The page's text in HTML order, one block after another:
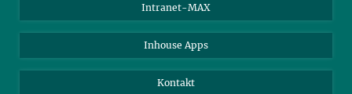
Intranet-MAX
Inhouse Apps
Kontakt